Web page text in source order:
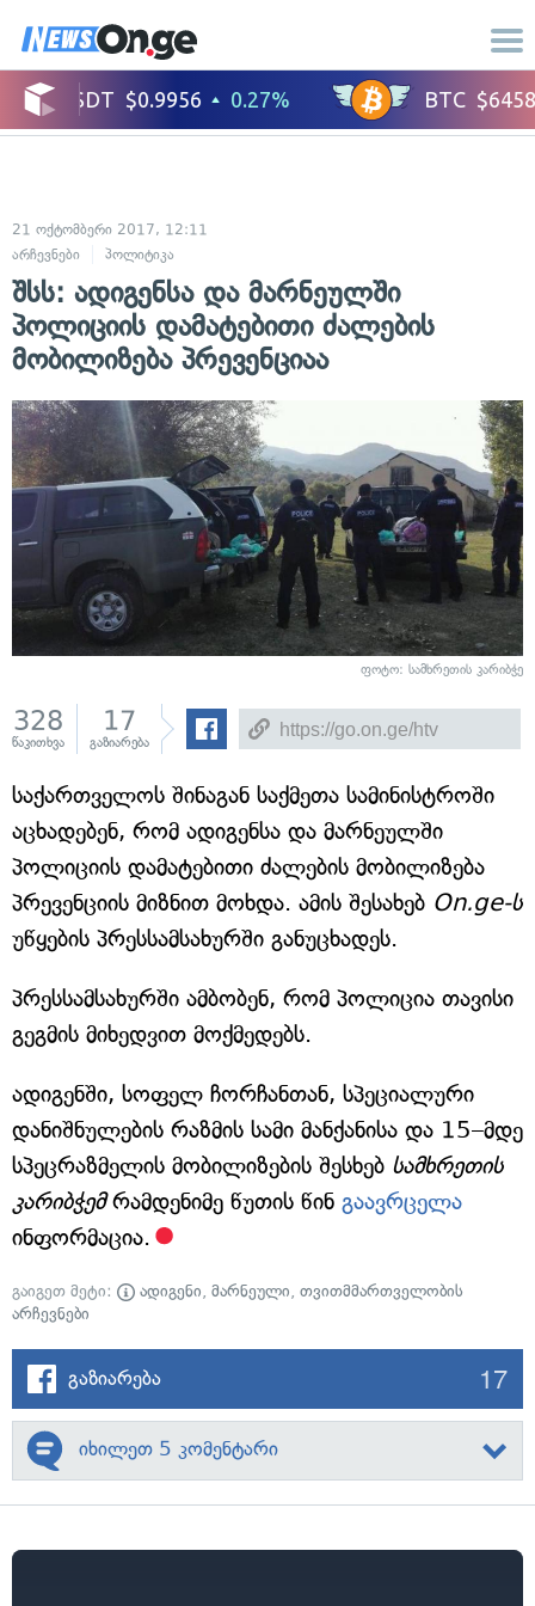
21 ოქტომბერი 2017, 12:11
არჩევნები
პოლიტიკა
შსს: ადიგენსა და მარნეულში
პოლიციის დამატებითი ძალების
მობილიზება პრევენციაა
ფოტო: სამხრეთის კარიბჭე
328
წაკითხვა
17
გაზიარება
საქართველოს შინაგან საქმეთა სამინისტროში
აცხადებენ, რომ ადიგენსა და მარნეულში
პოლიციის დამატებითი ძალების მობილიზება
პრევენციის მიზნით მოხდა. ამის შესახებ On.ge-ს
უწყების პრესსამსახურში განუცხადეს.
პრესსამსახურში ამბობენ, რომ პოლიცია თავისი
გეგმის მიხედვით მოქმედებს.
ადიგენში, სოფელ ჩორჩანთან, სპეციალური
დანიშნულების რაზმის სამი მანქანისა და 15–მდე
სპეცრაზმელის მობილიზების შესხებ სამხრეთის
კარიბჭემრამდენიმე წუთის წინ გაავრცელა
ინფორმაცია.
გაიგეთ მეტი: ადიგენი, მარნეული, თვითმმართველობის
არჩევნები
გაზიარება 17
იხილეთ 5 კომენტარი